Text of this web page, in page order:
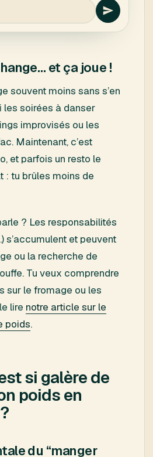
et ça joue !
souvent moins sans s’en
les soirées à danser
improvisés ou les
Maintenant, c’est
et parfois un resto le
: tu brûles moins de
? Les responsabilités
s’accumulent et peuvent
ou la recherche de
Tu veux comprendre
sur le fromage ou les
lire notre article sur le
poids.
si galère de
poids en
du “manger